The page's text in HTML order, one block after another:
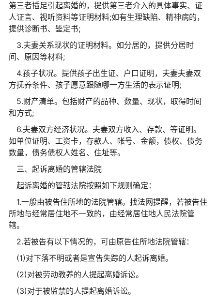
第三者插足引起离婚的，提供第三者介入的具体事实、证
人证言、视听资料等证明材料;如有生理缺陷、精神病的，
提供诊断书、鉴定书;
3.夫妻关系现状的证明材料。如分居的，提供分居时
间、原因等材料;
4.孩子状况。提供孩子出生证、户口证明，夫妻夫妻双
方抚养条件、孩子愿意跟随哪一方生活的表示证明;
5.财产清单。包括财产的品种、数量、现状，取得时间
和方式;
6.夫妻双方经济状况。夫妻双方收入、存款、等证明。
如单位证明、工资卡，存款人、帐号、金额，债权、债务
数量，债务债权人姓名、住址等。
三、起诉离婚的管辖法院
起诉离婚的管辖法院按照如下规则确定：
1.一般由被告住所地的法院管辖。找法网提醒，若被告住
所地与经常居住地不一致的，由经常居住地人民法院管
辖。
2.若被告有以下情况的，可由原告住所地法院管辖：
(1)对下落不明或者是宣告失踪的人起诉离婚。
(2)对被劳动教养的人提起离婚诉讼。
(3)对于被监禁的人提起离婚诉讼。